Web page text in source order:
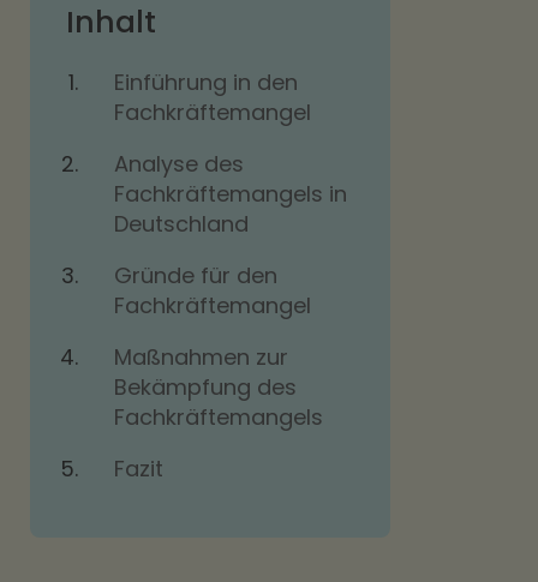
Inhalt
Einführung in den
Fachkräftemangel
Analyse des
Fachkräftemangels in
Deutschland
Gründe für den
Fachkräftemangel
Maßnahmen zur
Bekämpfung des
Fachkräftemangels
Fazit